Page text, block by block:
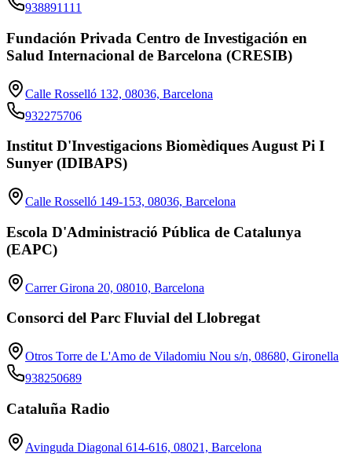
938891111
Fundación Privada Centro de Investigación en
Salud Internacional de Barcelona (CRESIB)
Calle Rosselló 132, 08036, Barcelona
932275706
Institut D'Investigacions Biomèdiques August Pi I
Sunyer (IDIBAPS)
Calle Rosselló 149-153, 08036, Barcelona
Escola D'Administració Pública de Catalunya
(EAPC)
Carrer Girona 20, 08010, Barcelona
Consorci del Parc Fluvial del Llobregat
Otros Torre de L'Amo de Viladomiu Nou s/n, 08680, Gironella
938250689
Cataluña Radio
Avinguda Diagonal 614-616, 08021, Barcelona